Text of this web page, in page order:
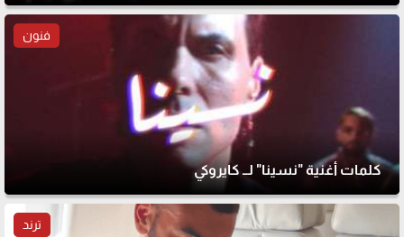
فنون
كلمات أغنية "نسينا" لــ كايروكي
ترند